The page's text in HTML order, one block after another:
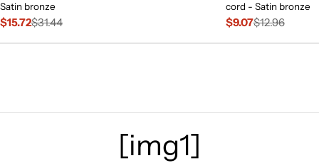
Satin bronze
Sale
price
$15.72
Regular
price
$31.44
cord - Satin bronze
Sale
price
$9.07
Regular
price
$12.96
[img1]